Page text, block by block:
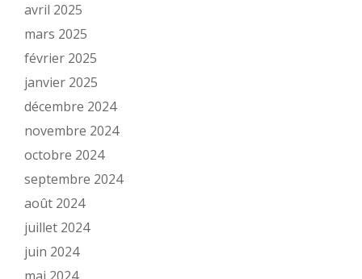
avril 2025
mars 2025
février 2025
janvier 2025
décembre 2024
novembre 2024
octobre 2024
septembre 2024
août 2024
juillet 2024
juin 2024